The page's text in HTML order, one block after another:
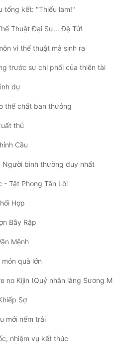
tổng kết: "Thiếu lam!"
Thuật Đại Sư... Đệ Tử!
vì thể thuật mà sinh ra
trước sự chi phối của thiên tài
dự
thể chất ban thưởng
thủ
Cầu
Người bình thường duy nhất
- Tật Phong Tấn Lôi
Hợp
Bẫy Rập
Mệnh
quà lớn
Kijin (Quỷ nhân làng Sương Mù) lại đến!
Sợ
mới nếm trải
nhiệm vụ kết thúc